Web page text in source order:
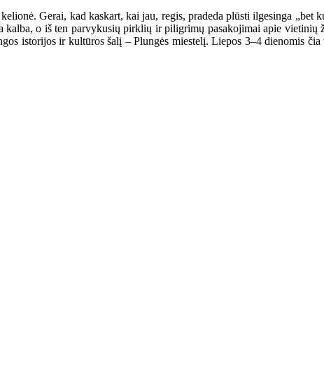
Gerai, kad kaskart, kai jau, regis, pradeda plūsti ilgesinga „bet
o iš ten parvykusių pirklių ir piligrimų pasakojimai apie vietinių
istorijos ir kultūros šalį – Plungės miestelį. Liepos 3–4 dienomis